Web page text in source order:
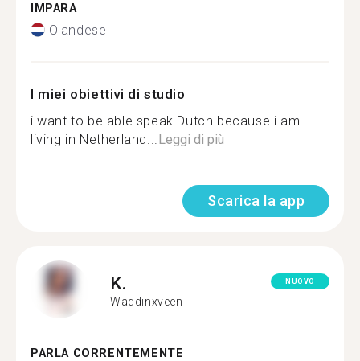
IMPARA
Olandese
I miei obiettivi di studio
i want to be able speak Dutch because i am
living in Netherland... Leggi di più
Scarica la app
K.
Waddinxveen
NUOVO
PARLA CORRENTEMENTE